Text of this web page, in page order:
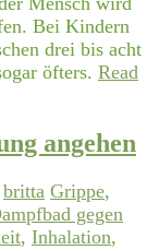
Bei Kindern
drei bis acht
öfters. Read
angehen
britta Grippe,
gegen
, Inhalation,